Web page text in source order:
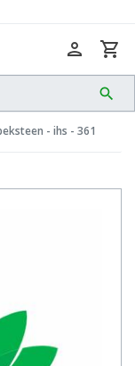
search
person shopping_cart
- ihs - 361